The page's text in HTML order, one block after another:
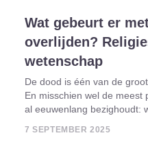
Wat gebeurt er
overlijden?
wetenschap
De dood is één van de
En misschien wel de meest
al eeuwenlang bezighoudt:
7 SEPTEMBER 2025